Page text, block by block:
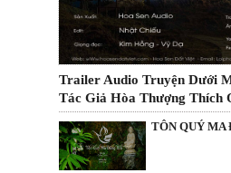
Trailer Audio Truyện Dưới
Tác Giả Hòa Thượng Thích
TÔN QUÝ MA